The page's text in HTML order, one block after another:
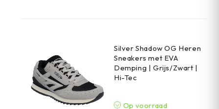
Silver Shadow OG Heren
Sneakers met EVA
Demping | Grijs/Zwart |
Hi-Tec
Op voorraad